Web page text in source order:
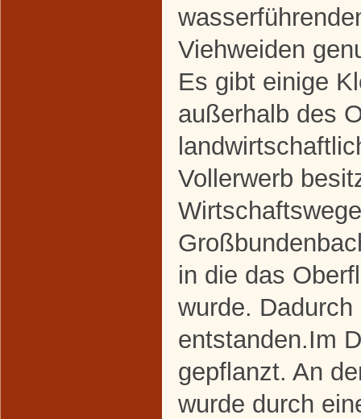
Viehweiden
Es gibt einige
außerhalb des
Vollerwerb
in die das
wurde.
entstanden.Im
gepflanzt. An
wurde durch